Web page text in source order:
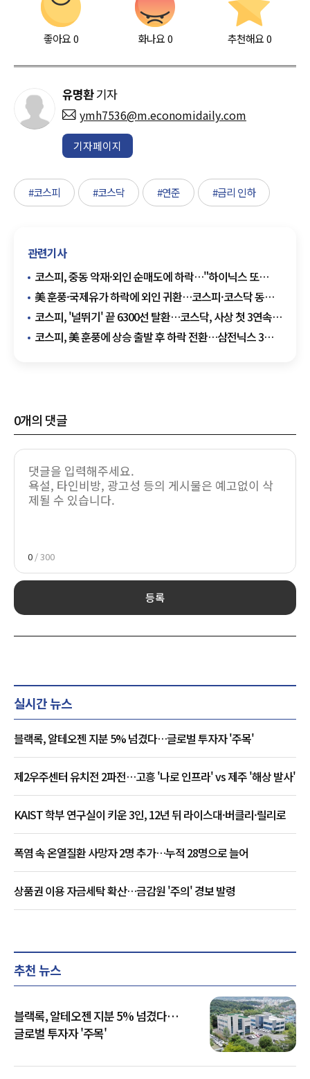
좋아요0 화나요0 추천해요 0
유명환기자
ymh7536@m.economidaily.com
기자페이지
#코스피 #코스닥 #연준 #금리 인하
관련기사
코스피, 중동 악재·외인 순매도에 하락…"하이닉스 또
급락"
美 훈풍·국제유가 하락에 외인 귀환…코스피·코스닥 동반
상승
코스피, '널뛰기' 끝 6300선 탈환…코스닥, 사상 첫 3연속
매수 사이드카
코스피, 美 훈풍에 상승 출발 후 하락 전환…삼전닉스 3%
0개의 댓글
0 / 300
등록
실시간 뉴스
블랙록, 알테오젠 지분 5% 넘겼다…글로벌 투자자 '주목'
제2우주센터 유치전 2파전…고흥 '나로 인프라' vs 제주 '해상 발사'
KAIST 학부 연구실이 키운 3인, 12년 뒤 라이스대·버클리·릴리로
폭염 속 온열질환 사망자 2명 추가…누적 28명으로 늘어
상품권 이용 자금세탁 확산…금감원 '주의' 경보 발령
추천 뉴스
블랙록, 알테오젠 지분 5% 넘겼다…
글로벌 투자자 '주목'